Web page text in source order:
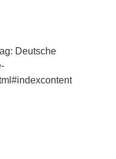
Deutsche